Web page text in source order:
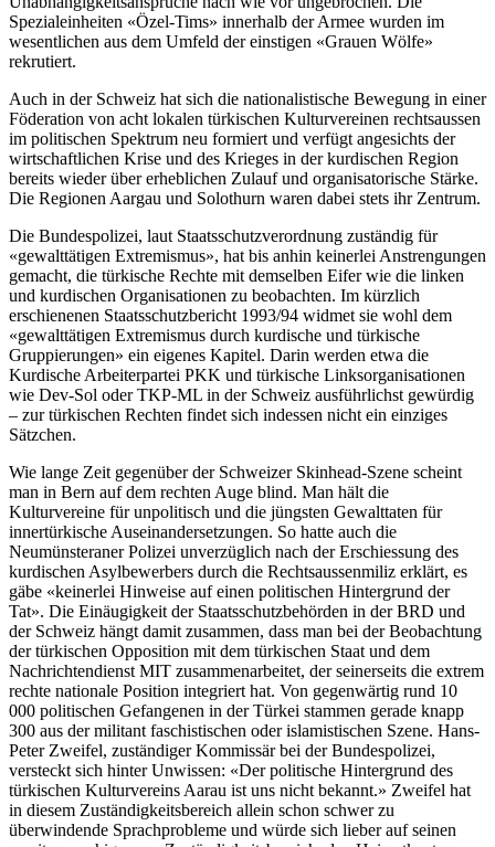
Spezialeinheiten «Özel-Tims» innerhalb der Armee wurden im
wesentlichen aus dem Umfeld der einstigen «Grauen Wölfe»
rekrutiert.
Auch in der Schweiz hat sich die nationalistische Bewegung in einer
Föderation von acht lokalen türkischen Kulturvereinen rechtsaussen
im politischen Spektrum neu formiert und verfügt angesichts der
wirtschaftlichen Krise und des Krieges in der kurdischen Region
bereits wieder über erheblichen Zulauf und organisatorische Stärke.
Die Regionen Aargau und Solothurn waren dabei stets ihr Zentrum.
Die Bundespolizei, laut Staatsschutzverordnung zuständig für
«gewalttätigen Extremismus», hat bis anhin keinerlei Anstrengungen
gemacht, die türkische Rechte mit demselben Eifer wie die linken
und kurdischen Organisationen zu beobachten. Im kürzlich
erschienenen Staatsschutzbericht 1993/94 widmet sie wohl dem
«gewalttätigen Extremismus durch kurdische und türkische
Gruppierungen» ein eigenes Kapitel. Darin werden etwa die
Kurdische Arbeiterpartei PKK und türkische Linksorganisationen
wie Dev-Sol oder TKP-ML in der Schweiz ausführlichst gewürdig
– zur türkischen Rechten findet sich indessen nicht ein einziges
Sätzchen.
Wie lange Zeit gegenüber der Schweizer Skinhead-Szene scheint
man in Bern auf dem rechten Auge blind. Man hält die
Kulturvereine für unpolitisch und die jüngsten Gewalttaten für
innertürkische Auseinandersetzungen. So hatte auch die
Neumünsteraner Polizei unverzüglich nach der Erschiessung des
kurdischen Asylbewerbers durch die Rechtsaussenmiliz erklärt, es
gäbe «keinerlei Hinweise auf einen politischen Hintergrund der
Tat». Die Einäugigkeit der Staatsschutzbehörden in der BRD und
der Schweiz hängt damit zusammen, dass man bei der Beobachtung
der türkischen Opposition mit dem türkischen Staat und dem
Nachrichtendienst MIT zusammenarbeitet, der seinerseits die extrem
rechte nationale Position integriert hat. Von gegenwärtig rund 10
000 politischen Gefangenen in der Türkei stammen gerade knapp
300 aus der militant faschistischen oder islamistischen Szene. Hans-
Peter Zweifel, zuständiger Kommissär bei der Bundespolizei,
versteckt sich hinter Unwissen: «Der politische Hintergrund des
türkischen Kulturvereins Aarau ist uns nicht bekannt.» Zweifel hat
in diesem Zuständigkeitsbereich allein schon schwer zu
überwindende Sprachprobleme und würde sich lieber auf seinen